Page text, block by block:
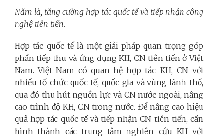
Năm là, tăng cường hợp tác quốc tế và tiếp nhận công
nghệ tiên tiến.
Hợp tác quốc tế là một giải pháp quan trọng góp
phần tiếp thu và ứng dụng KH, CN tiên tiến ở Việt
Nam. Việt Nam có quan hệ hợp tác KH, CN với
nhiều tổ chức quốc tế, quốc gia và vùng lãnh thổ,
qua đó thu hút nguồn lực và CN nước ngoài, nâng
cao trình độ KH, CN trong nước. Để nâng cao hiệu
quả hợp tác quốc tế và tiếp nhận CN tiên tiến, cần
hình thành các trung tâm nghiên cứu KH với